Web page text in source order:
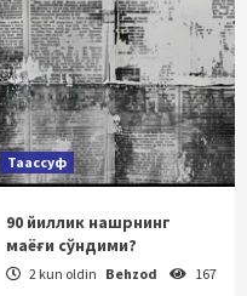
Таассуф
90 йиллик нашрнинг
маёғи сўндими?
2 kun oldin Behzod 167